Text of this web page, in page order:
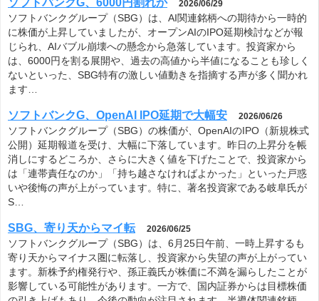
2026/06/29
ソフトバンクグループ（SBG）は、AI関連銘柄への期待から一時的
に株価が上昇していましたが、オープンAIのIPO延期検討などが報
じられ、AIバブル崩壊への懸念から急落しています。投資家から
は、6000円を割る展開や、過去の高値から半値になることも珍しく
ないといった、SBG特有の激しい値動きを指摘する声が多く聞かれ
ます…
ソフトバンクG、OpenAI IPO延期で大幅安 2026/06/26
ソフトバンクグループ（SBG）の株価が、OpenAIのIPO（新規株式
公開）延期報道を受け、大幅に下落しています。昨日の上昇分を帳
消しにするどころか、さらに大きく値を下げたことで、投資家から
は「連帯責任なのか」「持ち越さなければよかった」といった戸惑
いや後悔の声が上がっています。特に、著名投資家である岐阜氏が
S…
SBG、寄り天からマイ転 2026/06/25
ソフトバンクグループ（SBG）は、6月25日午前、一時上昇するも
寄り天からマイナス圏に転落し、投資家から失望の声が上がってい
ます。新株予約権発行や、孫正義氏が株価に不満を漏らしたことが
影響している可能性があります。一方で、国内証券からは目標株価